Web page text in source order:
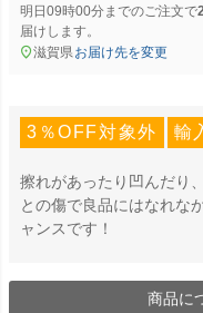
明日 09時00分までのご注文で
届けします。
滋賀県お届け先を変更
3％OFF対象外 輸
擦れがあったり凹んだり
との傷で良品にはなれな
ャンスです！
商品に